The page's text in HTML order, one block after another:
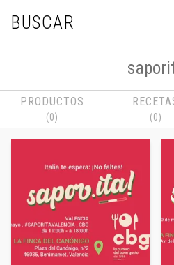
BUSCAR
PRODUCTOS
(0) (0)
En cualquier momento puedes
pedir presupuesto aquí!
TODOS